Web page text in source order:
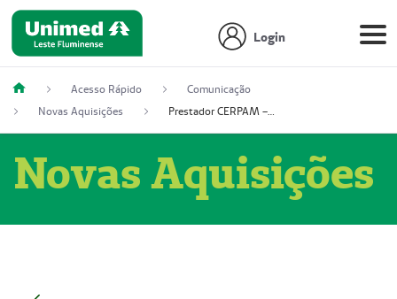
Login
Acesso Rápido
Comunicação
Novas Aquisições
Prestador CERPAM – Centro de Reabilitação S/S Ltda-ME (52004274-8)
Novas Aquisições